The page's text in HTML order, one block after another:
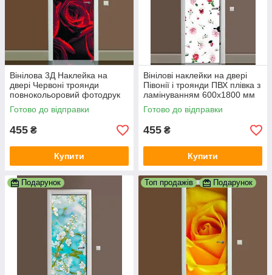
Вінілова 3Д Наклейка на
двері Червоні троянди
повнокольоровий фотодрук
плівка для дверей декор
600х1800 мм
Готово до відправки
455 ₴
Купити
Вінілові наклейки на двері
Півонії і троянди ПВХ плівка з
ламінуванням 600х1800 мм
квіти Білий
Готово до відправки
455 ₴
Купити
Подарунок Топ продажів Подарунок